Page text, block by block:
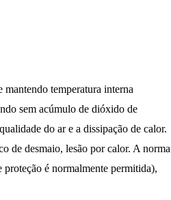
temperatura interna
sem acúmulo de dióxido de
do ar e a dissipação de calor.
de desmaio, lesão por calor. A norma
é normalmente permitida),